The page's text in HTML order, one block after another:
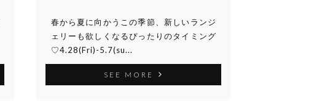
春から夏に向かうこの季節、新しいランジ
ェリーも欲しくなるぴったりのタイミング
♡4.28(Fri)-5.7(su...
SEE MORE